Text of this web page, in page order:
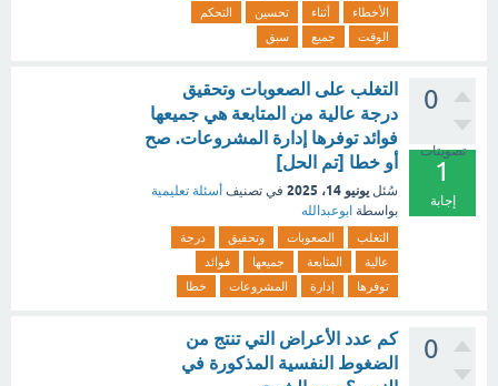
الأخطاء
أثناء تحسين
التحكم
الوقت
جميع سبق
0
تصويتات
1
إجابة
التغلب على الصعوبات وتحقيق
درجة عالية من المتابعة هي جميعها
فوائد توفرها إدارة المشروعات. صح
أو خطا [تم الحل]
سُئل يونيو 14، 2025 في تصنيف أسئلة تعليمية
بواسطة ابوعبدالله
التغلب الصعوبات وتحقيق
درجة
عالية
المتابعة جميعها
فوائد
توفرها
إدارة المشروعات خطا
0
كم عدد الأعراض التي تنتج من
الضغوط النفسية المذكورة في